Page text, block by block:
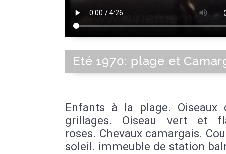
Eté 1970: plage et
Enfants à la plage. Oiseaux
grillages. Oiseau vert et
roses. Chevaux camargais.
soleil. immeuble de station